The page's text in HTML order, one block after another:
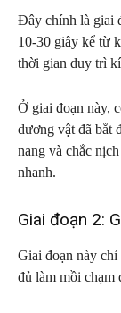
Đây chính là giai
10-30 giây kể từ
thời gian duy trì
Ở giai đoạn này,
dương vật đã bắt
nang và chắc
nhanh.
Giai đoạn 2:
Giai đoạn này
đủ làm mồi chạm